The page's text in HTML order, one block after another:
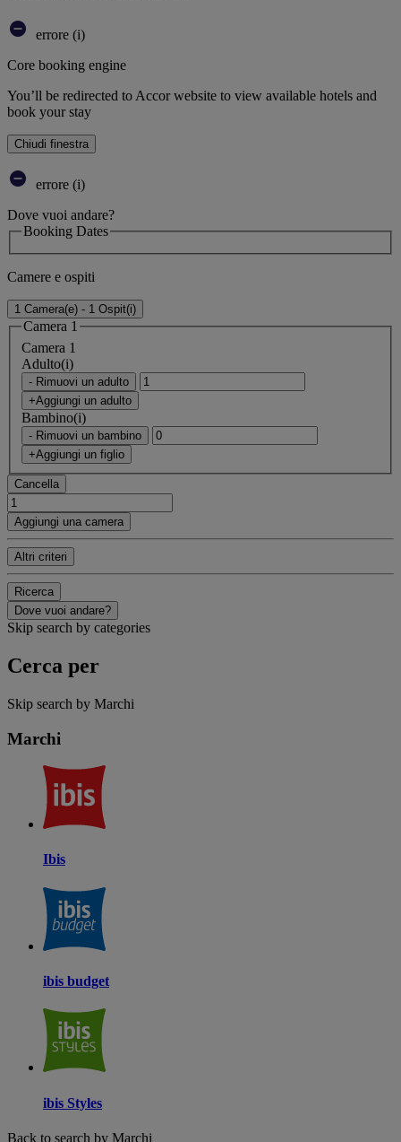
errore (i)
Core booking engine
You’ll be redirected to Accor website to view available hotels and
book your stay
Chiudi finestra
errore (i)
Dove vuoi andare?
Booking Dates
Camere e ospiti
1 Camera(e) - 1 Ospit(i)
Camera 1
Camera 1
Adulto(i)
- Rimuovi un adulto
+Aggiungi un adulto
Bambino(i)
- Rimuovi un bambino
+Aggiungi un figlio
Cancella
Aggiungi una camera
Altri criteri
Ricerca
Dove vuoi andare?
Skip search by categories
Cerca per
Skip search by Marchi
Marchi
Ibis
ibis budget
ibis Styles
Back to search by Marchi